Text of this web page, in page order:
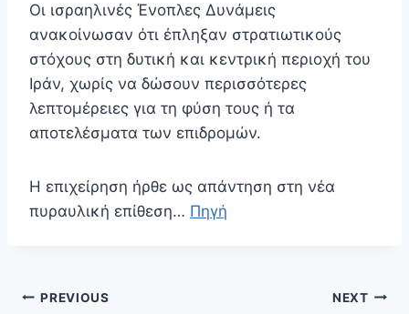
Οι ισραηλινές Ένοπλες Δυνάμεις
ανακοίνωσαν ότι έπληξαν στρατιωτικούς
στόχους στη δυτική και κεντρική περιοχή του
Ιράν, χωρίς να δώσουν περισσότερες
λεπτομέρειες για τη φύση τους ή τα
αποτελέσματα των επιδρομών.
Η επιχείρηση ήρθε ως απάντηση στη νέα
πυραυλική επίθεση… Πηγή
Πλοήγηση
PREVIOUS NEXT